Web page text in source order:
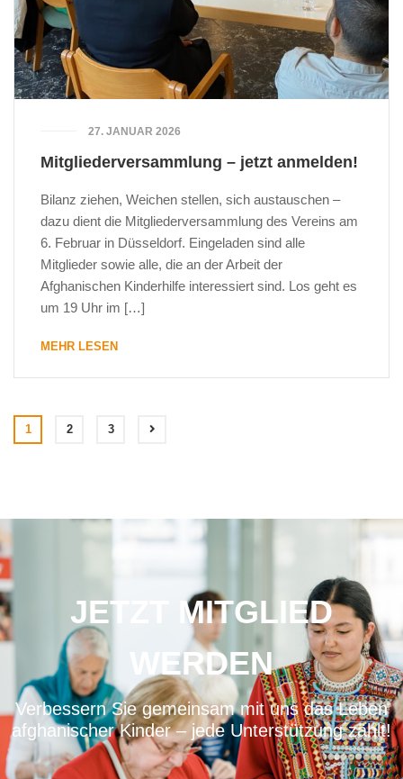
27. JANUAR 2026
Mitgliederversammlung – jetzt anmelden!
Bilanz ziehen, Weichen stellen, sich austauschen –
dazu dient die Mitgliederversammlung des Vereins am
6. Februar in Düsseldorf. Eingeladen sind alle
Mitglieder sowie alle, die an der Arbeit der
Afghanischen Kinderhilfe interessiert sind. Los geht es
um 19 Uhr im […]
MEHR LESEN
1 2 3
JETZT MITGLIED
WERDEN
Verbessern Sie gemeinsam mit uns das Leben
afghanischer Kinder – jede Unterstützung zählt!